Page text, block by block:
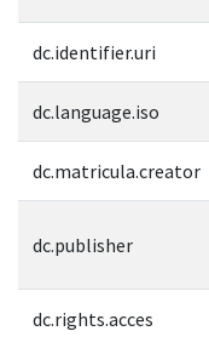
dc.identifier.uri
dc.language.iso
dc.matricula.creator
dc.publisher
dc.rights.acces